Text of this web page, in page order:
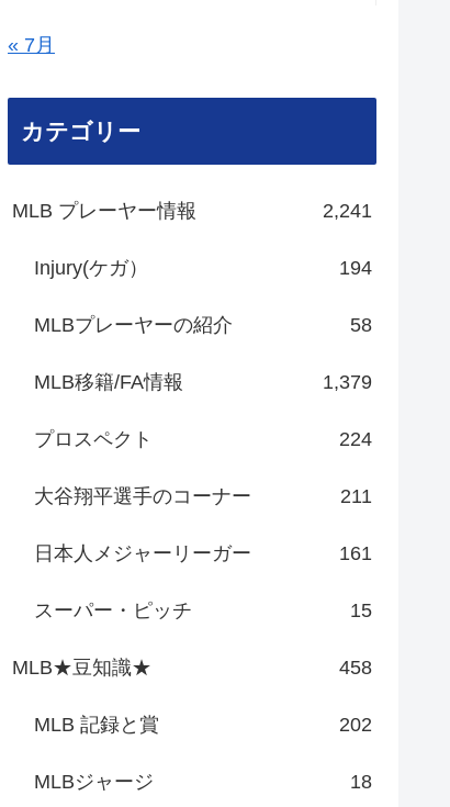
« 7月
カテゴリー
MLB プレーヤー情報 2,241
Injury(ケガ） 194
MLBプレーヤーの紹介 58
MLB移籍/FA情報 1,379
プロスペクト 224
大谷翔平選手のコーナー 211
日本人メジャーリーガー 161
スーパー・ピッチ 15
MLB★豆知識★ 458
MLB 記録と賞 202
MLBジャージ 18